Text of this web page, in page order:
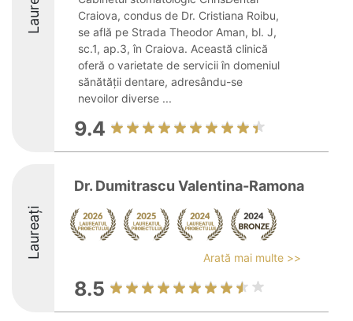
Craiova, condus de Dr. Cristiana Roibu,
se află pe Strada Theodor Aman, bl. J,
sc.1, ap.3, în Craiova. Această clinică
oferă o varietate de servicii în domeniul
sănătății dentare, adresându-se
nevoilor diverse ...
9.4
Laureați
Dr. Dumitrascu Valentina-Ramona
Arată mai multe >>
8.5